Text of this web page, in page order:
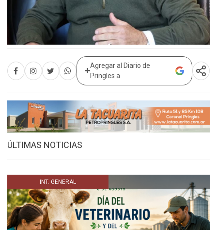
Agregar al Diario de
Pringles a
ÚLTIMAS NOTICIAS
INT. GENERAL